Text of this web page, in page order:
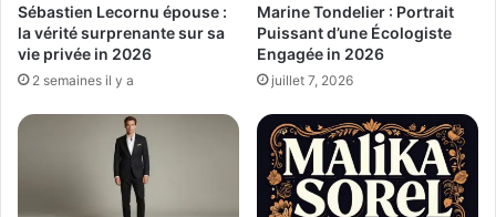
Sébastien Lecornu épouse :
la vérité surprenante sur sa
vie privée in 2026
2 semaines il y a
Marine Tondelier : Portrait
Puissant d’une Écologiste
Engagée in 2026
juillet 7, 2026